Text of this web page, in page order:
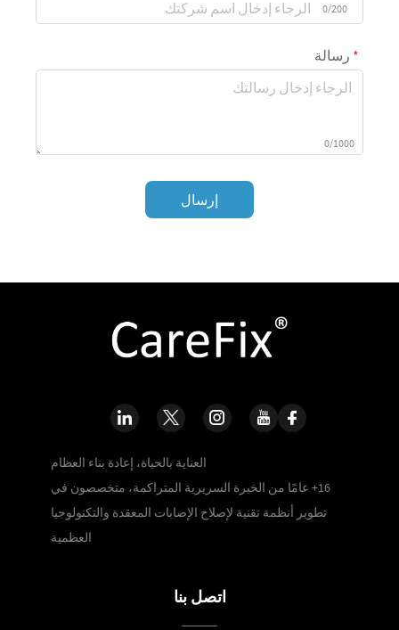
0/200
رسالة
0/1000
إرسال
العناية بالحياة، إعادة بناء العظام
16+ عامًا من الخبرة السريرية المتراكمة، متخصصون في
تطوير أنظمة تقنية لإصلاح الإصابات المعقدة والتكنولوجيا
العظمية
اتصل بنا